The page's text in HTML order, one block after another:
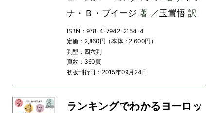
ナ・Ｂ・プイージ 著 ／玉置悟訳
ISBN：978-4-7942-2154-4
定価：2,860円（本体：2,600円）
判型：四六判
頁数：360頁
初版刊行日：2015年09月24日
ランキングでわかるヨーロッ